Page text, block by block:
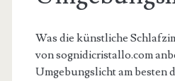
Was die künstliche
von sognidicristallo.com
Umgebungslicht am besten